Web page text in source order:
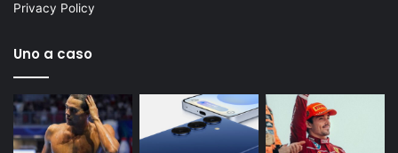
Privacy Policy
Uno a caso